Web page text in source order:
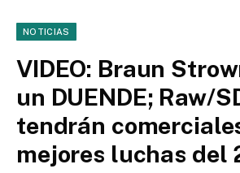
NOTICIAS
VIDEO: Braun
un DUENDE; Raw/
tendrán
mejores luchas del